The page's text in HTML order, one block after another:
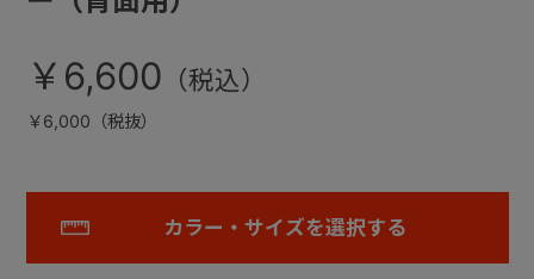
￥6,600
￥6,000（税抜）
カラー・サイズを選択する